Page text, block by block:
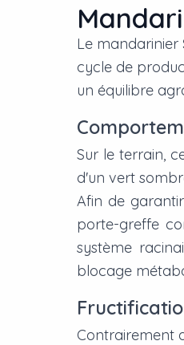
Le mandarinier
cycle de
un équilibre
Sur le terrain,
d'un vert
Afin de
porte-greffe
système
blocage
Contrairement